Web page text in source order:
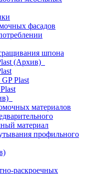
фасадов
шпона
(Архив)
Plast
материалов
материал
профильного
раскроечных